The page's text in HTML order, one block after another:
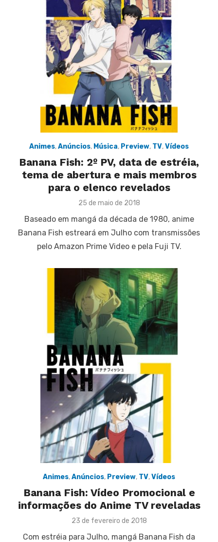
Animes,Anúncios, Música, Preview, TV,Vídeos
Banana Fish: 2º PV, data de estréia,
tema de abertura e mais membros
para o elenco revelados
Posted
25 de maio de 2018
Baseado em mangá da década de 1980, anime
Banana Fish estreará em Julho com transmissões
pelo Amazon Prime Video e pela Fuji TV.
Animes,Anúncios, Preview, TV,Vídeos
Banana Fish: Vídeo Promocional e
informações do Anime TV reveladas
Posted
23 de fevereiro de 2018
Com estréia para Julho, mangá Banana Fish da